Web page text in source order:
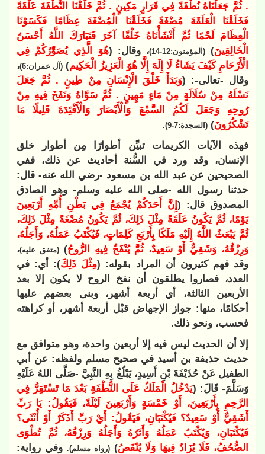
. ثُمَّ جَعَلْنَاهُ نُطْفَةً فِي قَرَارٍ مَكِينٍ . ثُمَّ خَلَقْنَا النُّطْفَةَ عَلَقَةً
فَخَلَقْنَا الْعَلَقَةَ مُضْغَةً فَخَلَقْنَا الْمُضْغَةَ عِظَامًا فَكَسَوْنَا
الْعِظَامَ لَحْمًا ثُمَّ أَنْشَأْنَاهُ خَلْقًا آخَرَ فَتَبَارَكَ اللَّهُ أَحْسَنُ
الْخَالِقِينَ)(المؤمنون:12-14) ، وقال: (هُوَ الَّذِي يُصَوِّرُكُمْ فِي
الْأَرْحَامِ كَيْفَ يَشَاءُ لَا إِلَهَ إِلَّا هُوَ الْعَزِيزُ الْحَكِيم) (آل عمران:6)
،
وقال -تعالى-: (وَبَدَأَ خَلْقَ الْإِنْسَانِ مِنْ طِينٍ . ثُمَّ جَعَلَ
نَسْلَهُ مِنْ سُلَالَةٍ مِنْ مَاءٍ مَهِينٍ . ثُمَّ سَوَّاهُ وَنَفَخَ فِيهِ مِنْ
رُوحِهِ وَجَعَلَ لَكُمُ السَّمْعَ وَالْأَبْصَارَ وَالْأَفْئِدَةَ قَلِيلًا مَا
تَشْكُرُونَ) (السجدة:7-9)
.
فهذه الآيات الكريمات تبيِّن أطوارًا مِن أطوار خلق
الإنسان، وقد ورد في السُّنة أحاديث عن ذلك، ففي
الصحيحين عن عبد الله بن مسعود -رضي الله عنه- قال:
حدثنا رسول الله -صلى الله عليه وسلم- وهو الصادق
المصدوق قال: (إِنَّ أَحَدَكُمْ يُجْمَعُ فِي بَطْنِ أُمِّهِ أَرْبَعِينَ
يَوْمًا، ثُمَّ يَكُونُ عَلَقَةً مِثْلَ ذَلِكَ، ثُمَّ يَكُونُ مُضْغَةً مِثْلَ ذَلِكَ،
ثُمَّ يَبْعَثُ اللَّهُ إِلَيْهِ مَلَكًا بِأَرْبَعِ كَلِمَاتٍ، فَيُكْتَبُ عَمَلُهُ، وَأَجَلُهُ،
وَرِزْقُهُ، وَشَقِيٌّ أَوْ سَعِيدٌ، ثُمَّ يُنْفَخُ فِيهِ الرُّوحُ)(متفق عليه)،
وقد فهم كثيرون أن المراد بقوله: (مِثْلَ ذَلِكَ): أي: في
العدد، فصاروا يطلقون أن نفخ الروح لا يكون إلا بعد
الأربعين الثالثة، أي أربعة أشهر، وبنى بعضهم عليها
أحكامًا، منها: جواز الإجهاض قبْل أربعة أشهر، أو كراهته
فحسب، ونحو ذلك.
إلا أن الحديث ليس فيه إلا أربعين واحدة، وهو متوافق مع
حديث حذيفة بن أسيد في صحيح مسلم ولفظه: عن أبي
الطفيل عَنْ حُذَيْفَةَ بْنِ أَسِيدٍ، يَبْلُغُ بِهِ النَّبِيَّ -صَلَّى اللهُ عَلَيْهِ
وَسَلَّمَ- قَالَ: (يَدْخُلُ الْمَلَكُ عَلَى النُّطْفَةِ بَعْدَ مَا تَسْتَقِرُّ فِي
الرَّحِمِ بِأَرْبَعِينَ، أَوْ خَمْسَةٍ وَأَرْبَعِينَ لَيْلَةً، فَيَقُولُ: يَا رَبِّ
أَشَقِيٌّ أَوْ سَعِيدٌ؟ فَيُكْتَبَانِ، فَيَقُولُ: أَيْ رَبِّ أَذَكَرٌ أَوْ أُنْثَى؟
فَيُكْتَبَانِ، وَيُكْتَبُ عَمَلُهُ وَأَثَرُهُ وَأَجَلُهُ وَرِزْقُهُ، ثُمَّ تُطْوَى
الصُّحُفُ، فَلَا يُزَادُ فِيهَا وَلَا يُنْقَصُ) (رواه مسلم). وفي رواية: